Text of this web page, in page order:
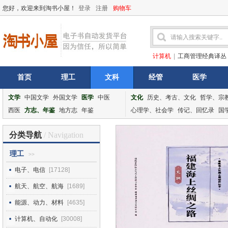
您好，欢迎来到淘书小屋！ 登录 注册 购物车
计算机 工商管理经典译丛
首页 理工 文科 经管 医学
文学 中国文学 外国文学 医学 中医
西医
方志、年鉴 地方志 年鉴
文化 历史、考古、文化 哲学、宗
心理学、社会学 传记、回忆录 国
分类导航 / Navigation
理工 >>
电子、电信 [17128]
航天、航空、航海 [1689]
能源、动力、材料 [4635]
计算机、自动化 [30008]